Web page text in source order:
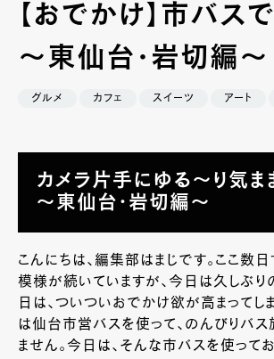
【おでかけ】市バス
～東仙台・岩切編～
グルメ カフェ スイーツ アート
カメラ片手にゆる～り気ま
～東仙台・岩切編～
こんにちは、編集部はまじです。ここ数日
模様が続いていますが、今日は久しぶ
日は、ついついおでかけ欲が高まってし
は仙台市営バスを使って、のんびりバス
ません。今日は、そんな市バスを使って